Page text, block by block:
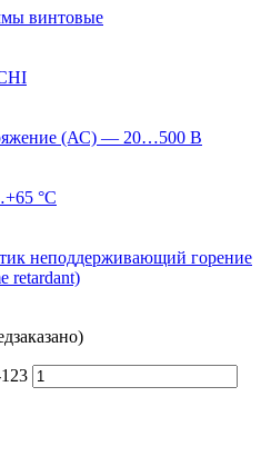
винтовые
(АС) — 20…500 В
°С
неподдерживающий горение
retardant)